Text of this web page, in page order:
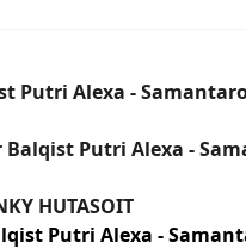
Putri Alexa -
Putri Alexa -
HUTASOIT
Putri Alexa -